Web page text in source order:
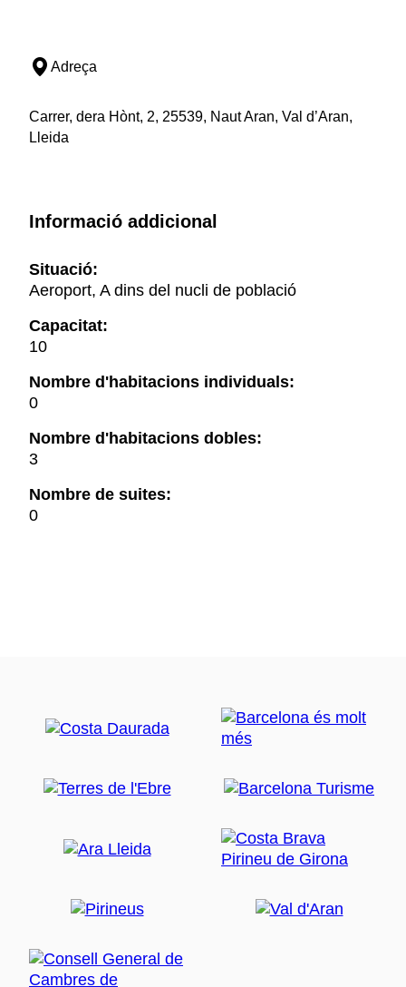
Adreça
Carrer, dera Hònt, 2, 25539, Naut Aran, Val d’Aran,
Lleida
Informació addicional
Situació:
Aeroport, A dins del nucli de població
Capacitat:
10
Nombre d'habitacions individuals:
0
Nombre d'habitacions dobles:
3
Nombre de suites:
0